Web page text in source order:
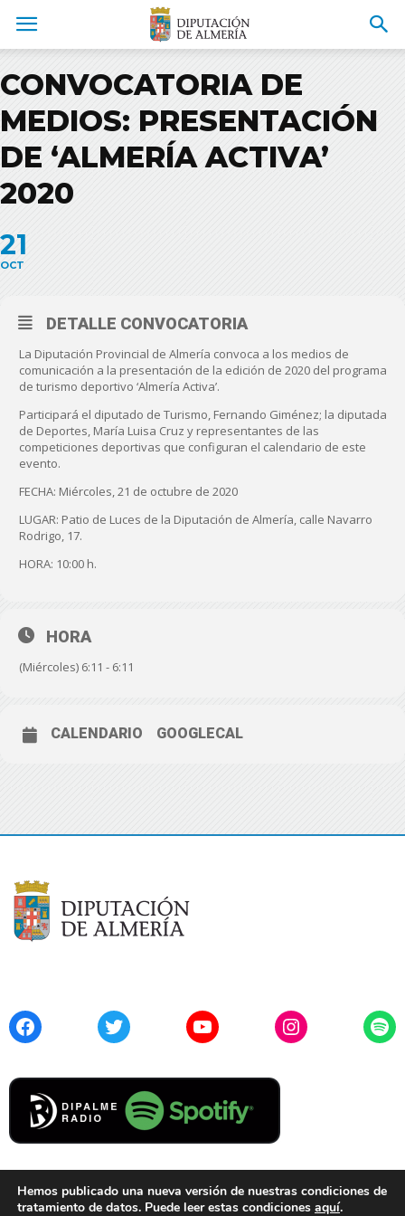
CONVOCATORIA DE
MEDIOS: PRESENTACIÓN
DE ‘ALMERÍA ACTIVA’
2020
21
OCT
DETALLE CONVOCATORIA
La Diputación Provincial de Almería convoca a los medios de
comunicación a la presentación de la edición de 2020 del programa
de turismo deportivo ‘Almería Activa’.
Participará el diputado de Turismo, Fernando Giménez; la diputada
de Deportes, María Luisa Cruz y representantes de las
competiciones deportivas que configuran el calendario de este
evento.
FECHA: Miércoles, 21 de octubre de 2020
LUGAR: Patio de Luces de la Diputación de Almería, calle Navarro
Rodrigo, 17.
HORA: 10:00 h.
HORA
(Miércoles) 6:11 - 6:11
CALENDARIO GOOGLECAL
FacebookTwitter YouTubeInstagram
Hemos publicado una nueva versión de nuestras condiciones de
tratamiento de datos. Puede leer estas condiciones aquí.